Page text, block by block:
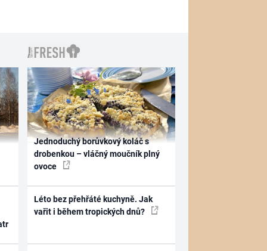
Jednoduchý borůvkový koláč s
drobenkou – vláčný moučník plný
ovoce
Léto bez přehřáté kuchyně. Jak
vařit i během tropických dnů?